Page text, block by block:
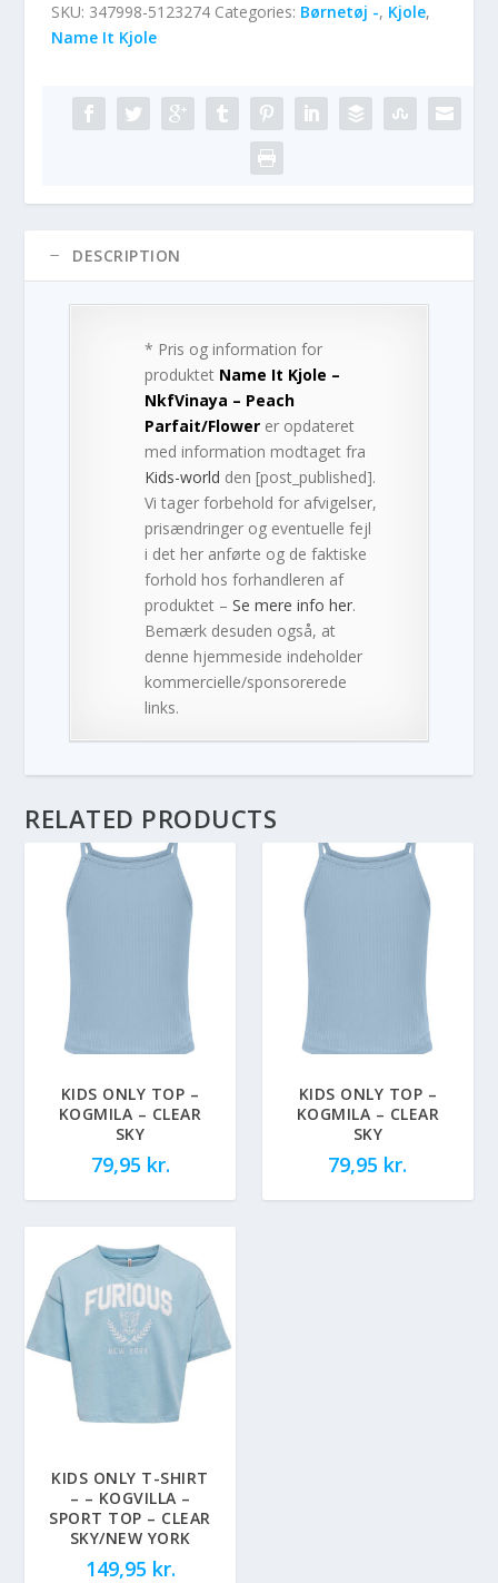
SKU: 347998-5123274 Categories: Børnetøj -, Kjole,
Name It Kjole
DESCRIPTION
* Pris og information for
produktet Name It Kjole –
NkfVinaya – Peach
Parfait/Flower er opdateret
med information modtaget fra
Kids-world den [post_published].
Vi tager forbehold for afvigelser,
prisændringer og eventuelle fejl
i det her anførte og de faktiske
forhold hos forhandleren af
produktet –Se mere info her.
Bemærk desuden også, at
denne hjemmeside indeholder
kommercielle/sponsorerede
links.
RELATED PRODUCTS
KIDS ONLY TOP –
KOGMILA – CLEAR
SKY
79,95 kr.
KIDS ONLY TOP –
KOGMILA – CLEAR
SKY
79,95 kr.
KIDS ONLY T-SHIRT
– – KOGVILLA –
SPORT TOP – CLEAR
SKY/NEW YORK
149,95 kr.